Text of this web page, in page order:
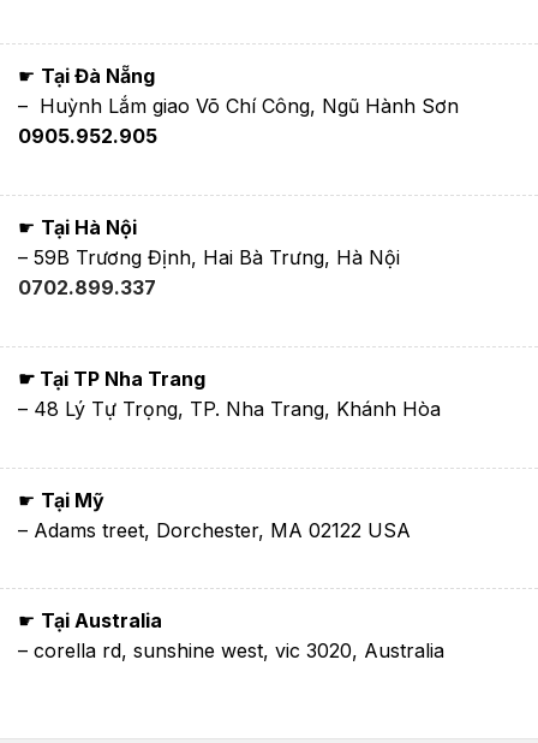
☛ Tại Đà Nẵng
– Huỳnh Lắm giao Võ Chí Công, Ngũ Hành Sơn
0905.952.905
☛ Tại Hà Nội
– 59B Trương Định, Hai Bà Trưng, Hà Nội
0702.899.337
☛ Tại TP Nha Trang
– 48 Lý Tự Trọng, TP. Nha Trang, Khánh Hòa
☛ Tại Mỹ
– Adams treet, Dorchester, MA 02122 USA
☛ Tại Australia
– corella rd, sunshine west, vic 3020, Australia